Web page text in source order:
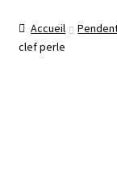
Boucles d’Oreilles
Accueil
clef perle